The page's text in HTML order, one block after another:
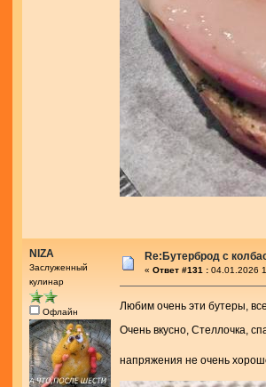
NIZA
Заслуженный
кулинар
Офлайн
Re:Бутерброд с
« Ответ #131 : 04.01.2026
Любим очень эти бутеры,
Очень вкусно, Стеллочка,
напряжения не очень